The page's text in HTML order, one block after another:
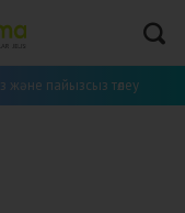
және пайызсыз төлеу